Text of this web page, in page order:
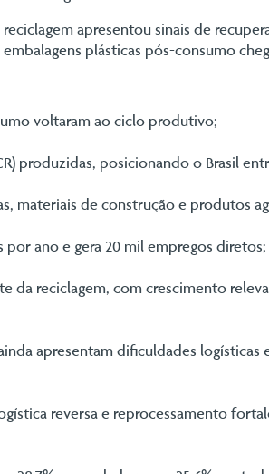
apresentou sinais de
plásticas pós-consumo
voltaram ao ciclo produtivo;
produzidas, posicionando o Brasil
materiais de construção e produtos
ano e gera 20 mil empregos diretos;
da reciclagem, com crescimento
apresentam dificuldades
reversa e reprocessamento